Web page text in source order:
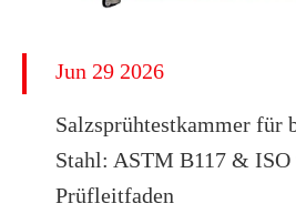
Jun 29 2026
​Salzsprühtestkammer für
Stahl: ASTM B117 & ISO
Prüfleitfaden